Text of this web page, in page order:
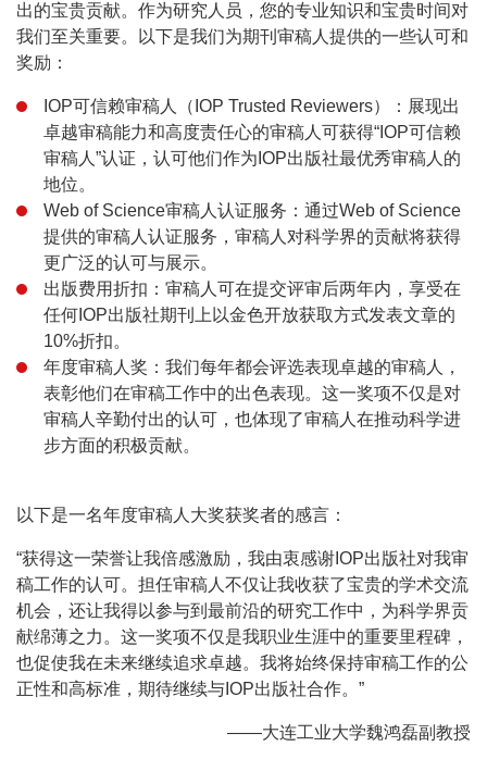
出的宝贵贡献。作为研究人员，您的专业知识和宝贵时间对
我们至关重要。以下是我们为期刊审稿人提供的一些认可和
奖励：
IOP可信赖审稿人（IOP Trusted Reviewers）：展现出
卓越审稿能力和高度责任心的审稿人可获得“IOP可信赖
审稿人”认证，认可他们作为IOP出版社最优秀审稿人的
地位。
Web of Science审稿人认证服务：通过Web of Science
提供的审稿人认证服务，审稿人对科学界的贡献将获得
更广泛的认可与展示。
出版费用折扣：审稿人可在提交评审后两年内，享受在
任何IOP出版社期刊上以金色开放获取方式发表文章的
10%折扣。
年度审稿人奖：我们每年都会评选表现卓越的审稿人，
表彰他们在审稿工作中的出色表现。这一奖项不仅是对
审稿人辛勤付出的认可，也体现了审稿人在推动科学进
步方面的积极贡献。
以下是一名年度审稿人大奖获奖者的感言：
“获得这一荣誉让我倍感激励，我由衷感谢IOP出版社对我审
稿工作的认可。担任审稿人不仅让我收获了宝贵的学术交流
机会，还让我得以参与到最前沿的研究工作中，为科学界贡
献绵薄之力。这一奖项不仅是我职业生涯中的重要里程碑，
也促使我在未来继续追求卓越。我将始终保持审稿工作的公
正性和高标准，期待继续与IOP出版社合作。”
——大连工业大学魏鸿磊副教授